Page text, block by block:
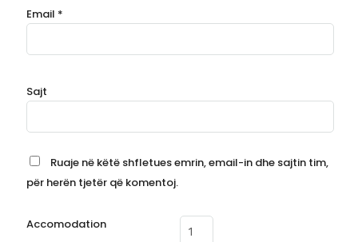
Email *
Sajt
Ruaje në këtë shfletues emrin, email-in dhe sajtin tim,
për herën tjetër që komentoj.
Accomodation